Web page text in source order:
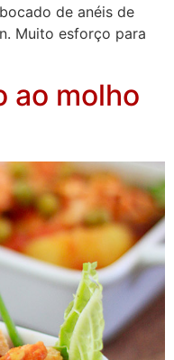
de anéis de
Muito esforço para
ao molho